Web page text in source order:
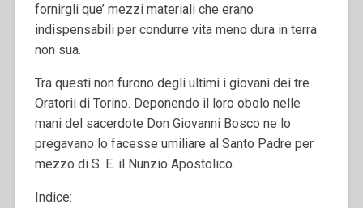
fornirgli que’ mezzi materiali che erano
indispensabili per condurre vita meno dura in terra
non sua.
Tra questi non furono degli ultimi i giovani dei tre
Oratorii di Torino. Deponendo il loro obolo nelle
mani del sacerdote Don Giovanni Bosco ne lo
pregavano lo facesse umiliare al Santo Padre per
mezzo di S. E. il Nunzio Apostolico.
Indice: